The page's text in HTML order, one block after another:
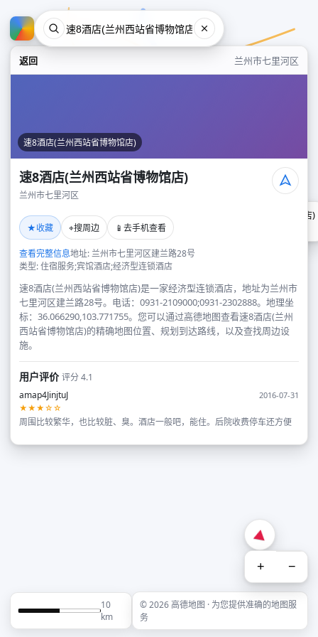
返回 兰州市七里河区
速8酒店(兰州西站省博物馆店)
速8酒店(兰州西站省博物馆店)
兰州市七里河区
★收藏 ⌖搜周边 📱 去手机查看
查看完整信息地址: 兰州市七里河区建兰路28号
类型: 住宿服务;宾馆酒店;经济型连锁酒店
速8酒店(兰州西站省博物馆店)是一家经济型连锁酒店，地址为兰州市
七里河区建兰路28号。电话：0931-2109000;0931-2302888。地理坐
标：36.066290,103.771755。您可以通过高德地图查看速8酒店(兰州
西站省博物馆店)的精确地图位置、规划到达路线，以及查找周边设
施。
用户评价评分 4.1
amap4JinjtuJ
2016-07-31
★★★☆☆
周围比较繁华，也比较脏、臭。酒店一般吧，能住。后院收费停车还方便
速8酒店(兰州西站省博物馆店)
+ −
10
km
© 2026 高德地图 · 为您提供准确的地图服
务